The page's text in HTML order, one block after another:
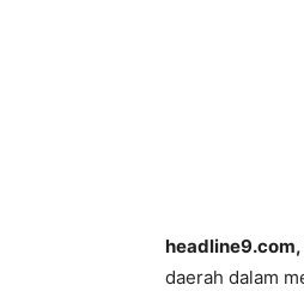
headline9.com,
daerah dalam